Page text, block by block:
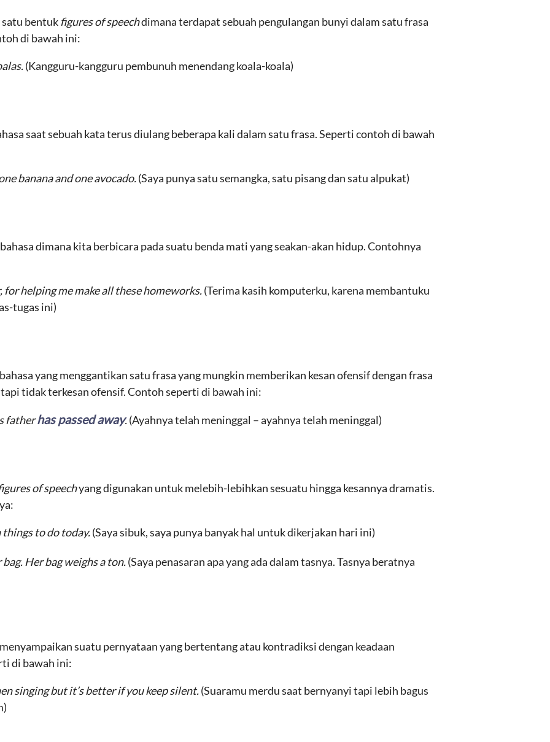
bentuk figures of speechdimana terdapat sebuah pengulangan bunyi dalam satu frasa
di bawah ini:
(Kangguru-kangguru pembunuh menendang koala-koala)
saat sebuah kata terus diulang beberapa kali dalam satu frasa. Seperti contoh di bawah
banana and one avocado.(Saya punya satu semangka, satu pisang dan satu alpukat)
dimana kita berbicara pada suatu benda mati yang seakan-akan hidup. Contohnya
helping me make all these homeworks.(Terima kasih komputerku, karena membantuku
tugas ini)
yang menggantikan satu frasa yang mungkin memberikan kesan ofensif dengan frasa
tidak terkesan ofensif. Contoh seperti di bawah ini:
fatherhas passed away.(Ayahnya telah meninggal – ayahnya telah meninggal)
of speechyang digunakan untuk melebih-lebihkan sesuatu hingga kesannya dramatis.
things to do today.(Saya sibuk, saya punya banyak hal untuk dikerjakan hari ini)
Her bag weighs a ton.(Saya penasaran apa yang ada dalam tasnya. Tasnya beratnya
suatu pernyataan yang bertentang atau kontradiksi dengan keadaan
di bawah ini:
singing but it’s better if you keep silent.(Suaramu merdu saat bernyanyi tapi lebih bagus